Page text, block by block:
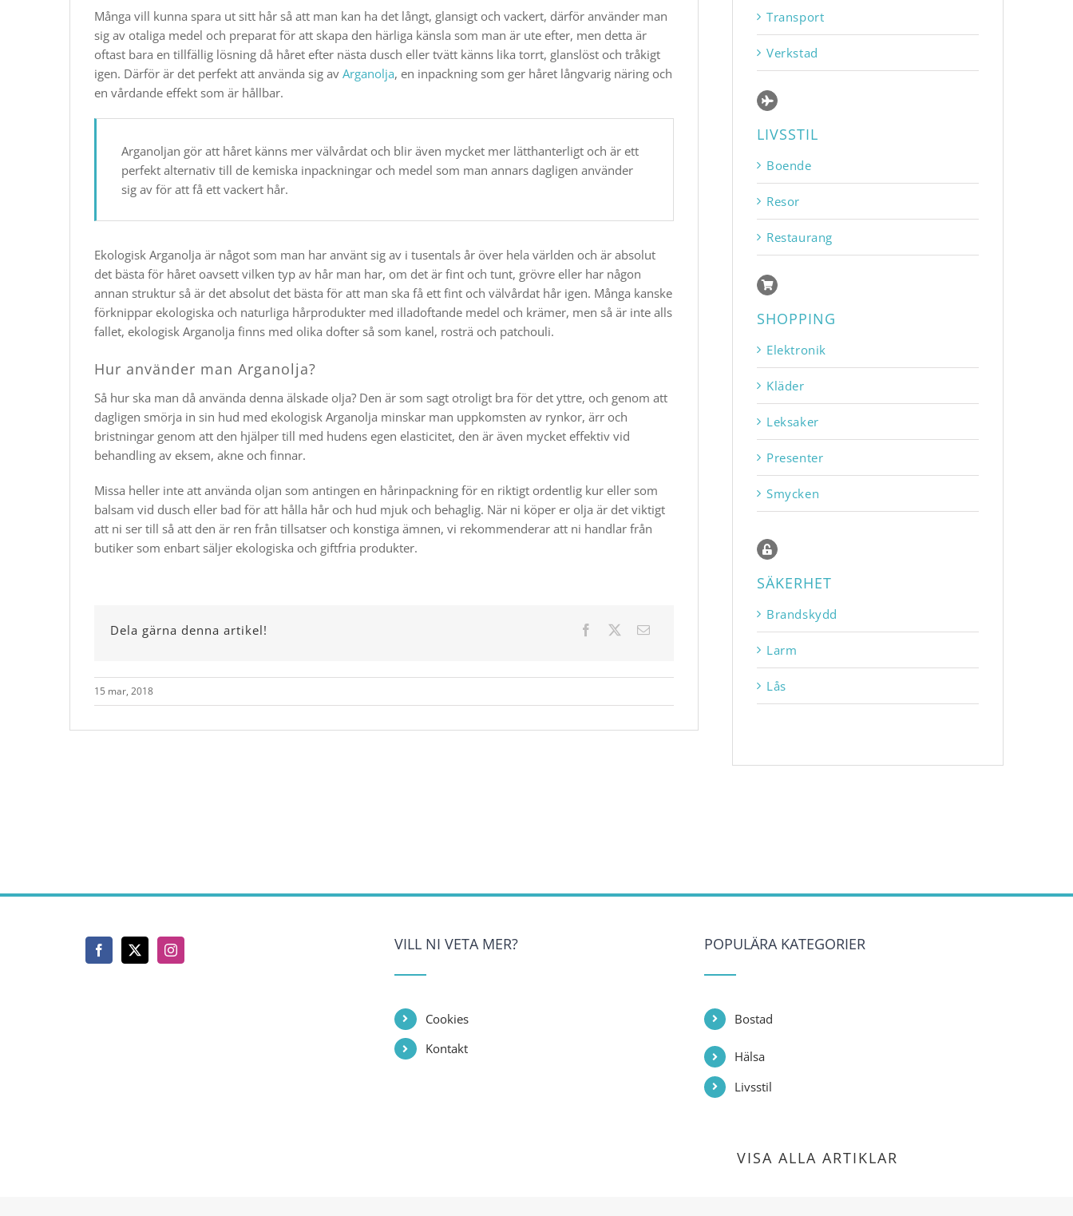
Många vill kunna spara ut sitt hår så att man kan ha det långt, glansigt och vackert, därför använder man
sig av otaliga medel och preparat för att skapa den härliga känsla som man är ute efter, men detta är
oftast bara en tillfällig lösning då håret efter nästa dusch eller tvätt känns lika torrt, glanslöst och tråkigt
igen. Därför är det perfekt att använda sig av Arganolja, en inpackning som ger håret långvarig näring och
en vårdande effekt som är hållbar.
Arganoljan gör att håret känns mer välvårdat och blir även mycket mer lätthanterligt och är ett
perfekt alternativ till de kemiska inpackningar och medel som man annars dagligen använder
sig av för att få ett vackert hår.
Ekologisk Arganolja är något som man har använt sig av i tusentals år över hela världen och är absolut
det bästa för håret oavsett vilken typ av hår man har, om det är fint och tunt, grövre eller har någon
annan struktur så är det absolut det bästa för att man ska få ett fint och välvårdat hår igen.​ Många kanske
förknippar ekologiska och naturliga hårprodukter med illadoftande medel och krämer, men så är inte alls
fallet, ekologisk Arganolja finns med olika dofter så som kanel, rosträ och patchouli.​
Hur använder man Arganolja?
Så hur ska man då använda denna älskade olja? Den är som sagt otroligt bra för det yttre, och genom att
dagligen smörja in sin hud med ekologisk Arganolja minskar man uppkomsten av rynkor, ärr och
bristningar genom att den hjälper till med hudens egen elasticitet, den är även mycket effektiv vid
behandling av eksem, akne och finnar.
​Missa heller inte att använda oljan som antingen en hårinpackning för en riktigt ordentlig kur eller som
balsam vid dusch eller bad för att hålla hår och hud mjuk och behaglig. När ni köper er olja är det viktigt
att ni ser till så att den är ren från tillsatser och konstiga ämnen, vi rekommenderar att ni handlar från
butiker som enbart säljer ekologiska och giftfria produkter.
Dela gärna denna artikel!
15 mar, 2018
Transport
Verkstad
LIVSSTIL
Boende
Resor
Restaurang
SHOPPING
Elektronik
Kläder
Leksaker
Presenter
Smycken
SÄKERHET
Brandskydd
Larm
Lås
VILL NI VETA MER?
Cookies
Kontakt
POPULÄRA KATEGORIER
Bostad
Hälsa
Livsstil
VISA ALLA ARTIKLAR